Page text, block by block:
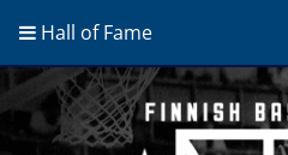
Hall of Fame